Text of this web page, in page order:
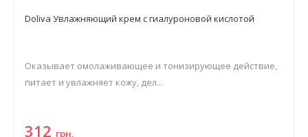
Doliva Увлажняющий крем с гиалуроновой кислотой
Оказывает омолаживающее и тонизирующее действие,
питает и увлажняет кожу, дел...
312 грн.